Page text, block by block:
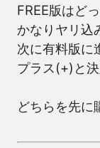
FREE版はど
かなりヤリ込
次に有料版に
プラス(+)と決
どちらを先に